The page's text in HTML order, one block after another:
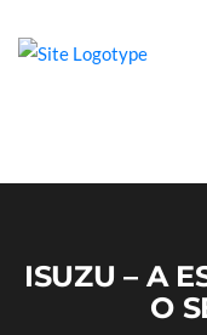
ISUZU – A
O